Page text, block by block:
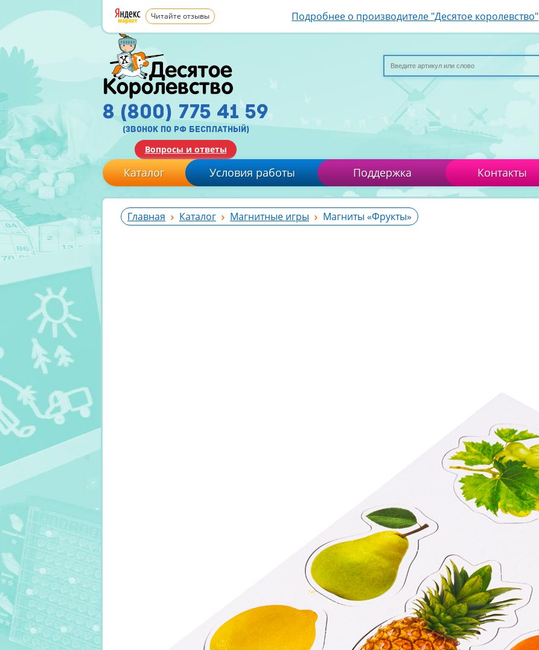
Читайте отзывы Подробнее о производителе "Десятое королевство"
8 (800) 775 41 59
(звонок по рф бесплатный)
Вопросы и ответы
Каталог Условия работы Поддержка Контакты
Главная Каталог Магнитные игры Магниты «Фрукты»